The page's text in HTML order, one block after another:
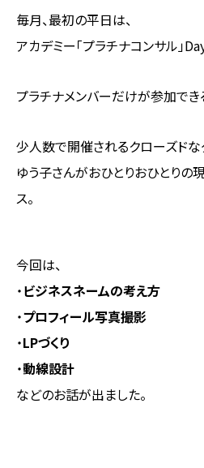
毎月、最初の平日は、
アカデミー「プラチナコンサル」Day
プラチナメンバーだけが参加でき
少人数で開催されるクローズドな
ゆう子さんがおひとりおひとりの
ス。
今回は、
・ビジネスネームの考え方
・プロフィール写真撮影
・LPづくり
・動線設計
などのお話が出ました。